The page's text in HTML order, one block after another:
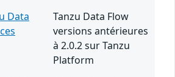
Data
Tanzu Data Flow
versions antérieures
à 2.0.2 sur Tanzu
Platform